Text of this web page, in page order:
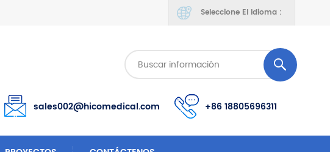
Seleccione El Idioma :
sales002@hicomedical.com +86 18805696311